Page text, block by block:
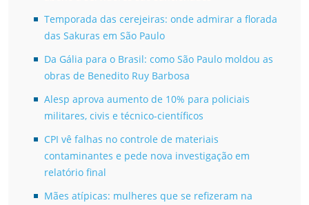
Temporada das cerejeiras: onde admirar a florada
das Sakuras em São Paulo
Da Gália para o Brasil: como São Paulo moldou as
obras de Benedito Ruy Barbosa
Alesp aprova aumento de 10% para policiais
militares, civis e técnico-científicos
CPI vê falhas no controle de materiais
contaminantes e pede nova investigação em
relatório final
Mães atípicas: mulheres que se refizeram na